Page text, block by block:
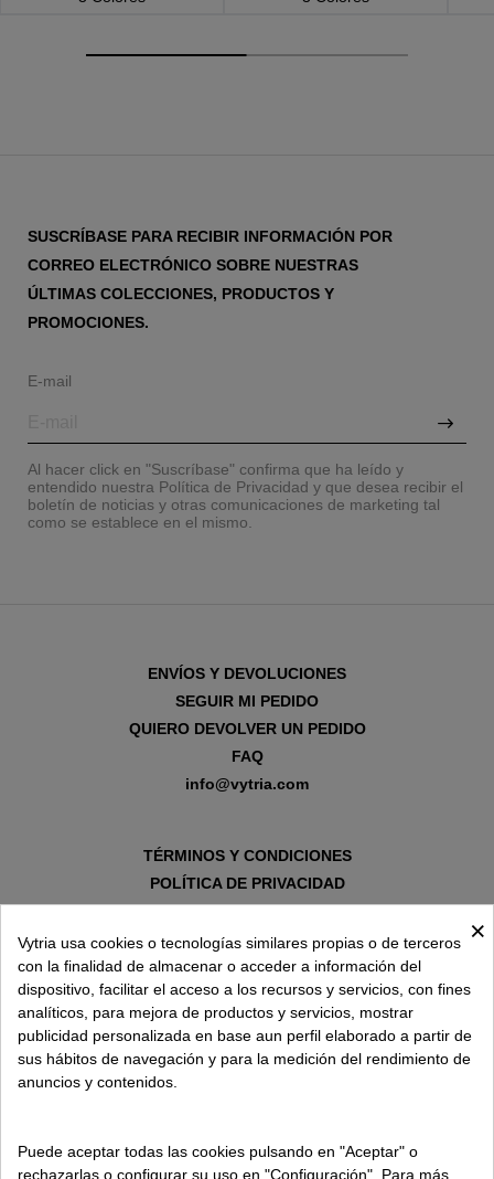
SUSCRÍBASE PARA RECIBIR INFORMACIÓN POR
CORREO ELECTRÓNICO SOBRE NUESTRAS
ÚLTIMAS COLECCIONES, PRODUCTOS Y
PROMOCIONES.
E-mail
Al hacer click en "Suscríbase" confirma que ha leído y
entendido nuestra Política de Privacidad y que desea recibir el
boletín de noticias y otras comunicaciones de marketing tal
como se establece en el mismo.
ENVÍOS Y DEVOLUCIONES
SEGUIR MI PEDIDO
QUIERO DEVOLVER UN PEDIDO
FAQ
info@vytria.com
TÉRMINOS Y CONDICIONES
POLÍTICA DE PRIVACIDAD
AVISO LEGAL
POLÍTICA DE COOKIES
SOBRE VYTRIA
×
Vytria usa cookies o tecnologías similares propias o de terceros
con la finalidad de almacenar o acceder a información del
dispositivo, facilitar el acceso a los recursos y servicios, con fines
analíticos, para mejora de productos y servicios, mostrar
publicidad personalizada en base aun perfil elaborado a partir de
sus hábitos de navegación y para la medición del rendimiento de
anuncios y contenidos.
Puede aceptar todas las cookies pulsando en "Aceptar" o
rechazarlas o configurar su uso en "Configuración". Para más